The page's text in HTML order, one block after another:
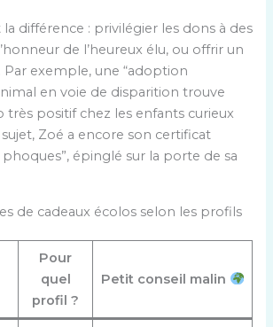
différence : privilégier les dons à des
de l’heureux élu, ou offrir un
Par exemple, une “adoption
en voie de disparition trouve
très positif chez les enfants curieux
Zoé a encore son certificat
épinglé sur la porte de sa
de cadeaux écolos selon les profils
Pour
quel
profil ?
Petit conseil malin